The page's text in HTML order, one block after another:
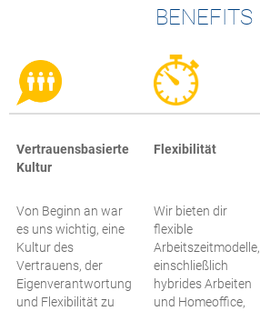
BENEFITS
Vertrauensbasierte
Kultur
Flexibilität
Von Beginn an war
es uns wichtig, eine
Kultur des
Vertrauens, der
Eigenverantwortung
und Flexibilität zu
Wir bieten dir
flexible
Arbeitszeitmodelle,
einschließlich
hybrides Arbeiten
und Homeoffice,